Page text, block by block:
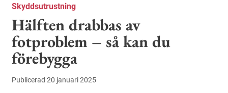
Skyddsutrustning
Hälften drabbas av
fotproblem – så kan du
förebygga
Publicerad 20 januari 2025